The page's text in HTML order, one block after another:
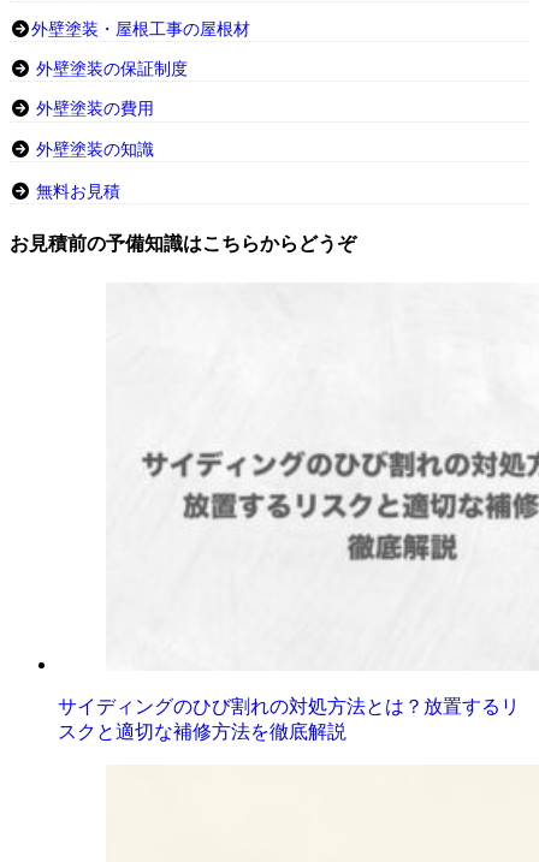
外壁塗装・屋根工事の屋根材
外壁塗装の保証制度
外壁塗装の費用
外壁塗装の知識
無料お見積
お見積前の予備知識はこちらからどうぞ
サイディングのひび割れの対処方法とは？放置するリ
スクと適切な補修方法を徹底解説